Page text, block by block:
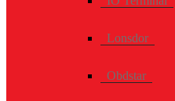
Lonsdor
Obdstar